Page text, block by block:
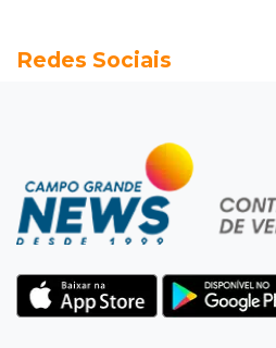
Na fila do banco, ex-
Em Campo Grande
Técnico de carnes e
entre vagas abertas nesta
QUARTA, 05 DE AGOSTO
23:55 Vídeo
Chamas altas avançam
Redes Sociais